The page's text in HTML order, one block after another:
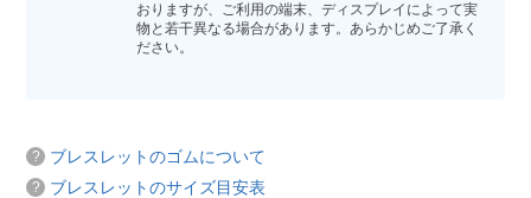
おりますが、ご利用の端末、ディスプレイによって実
物と若干異なる場合があります。あらかじめご了承く
ださい。
ブレスレットのゴムについて
ブレスレットのサイズ目安表